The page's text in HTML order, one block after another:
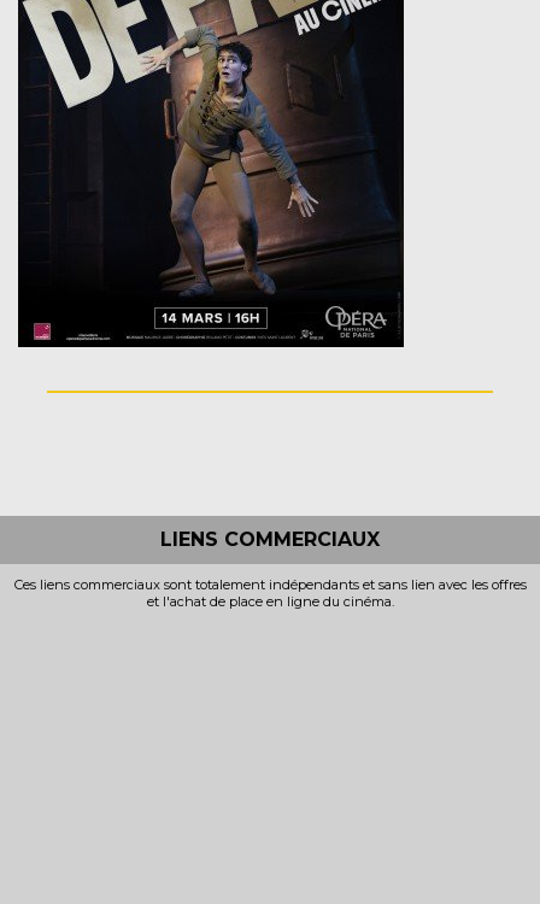
LIENS COMMERCIAUX
Ces liens commerciaux sont totalement indépendants et sans lien avec les offres
et l'achat de place en ligne du cinéma.